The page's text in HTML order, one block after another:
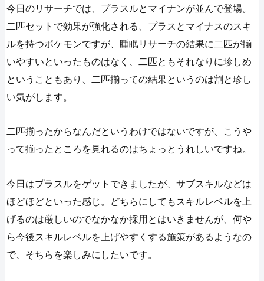
今日のリサーチでは、プラスルとマイナンが並んで登場。
二匹セットで効果が強化される、プラスとマイナスのスキ
ルを持つポケモンですが、睡眠リサーチの結果に二匹が揃
いやすいといったものはなく、二匹ともそれなりに珍しめ
ということもあり、二匹揃っての結果というのは割と珍し
い気がします。
二匹揃ったからなんだというわけではないですが、こうや
って揃ったところを見れるのはちょっとうれしいですね。
今日はプラスルをゲットできましたが、サブスキルなどは
ほどほどといった感じ。どちらにしてもスキルレベルを上
げるのは厳しいのでなかなか採用とはいきませんが、何や
ら今後スキルレベルを上げやすくする施策があるようなの
で、そちらを楽しみにしたいです。